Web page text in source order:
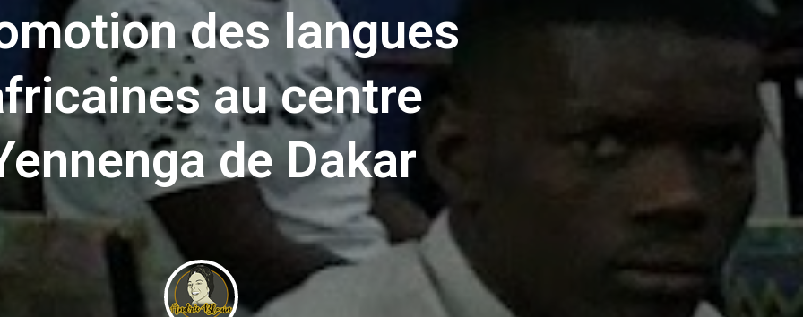
des langues
au centre
de Dakar